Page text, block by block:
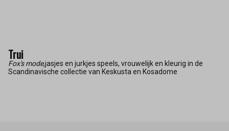
Trui
Fox's mode,jasjes en jurkjes speels, vrouwelijk en kleurig in de
Scandinavische collectie van Keskusta en Kosadome